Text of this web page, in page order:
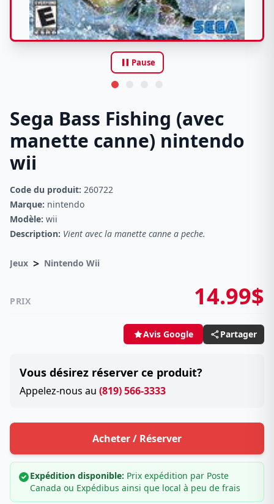
pause Pause
Sega Bass Fishing (avec
manette canne) nintendo
wii
Code du produit: 260722
Marque: nintendo
Modèle: wii
Description: Vient avec la manette canne a peche.
Jeux > Nintendo Wii
PRIX 14.99$
Avis Google Partager
Vous désirez réserver ce produit?
Appelez-nous au (819) 566-3333
Acheter / Réserver
Expédition disponible: Prix expédition par Poste
Canada ou Expédibus ainsi que local à peu de frais